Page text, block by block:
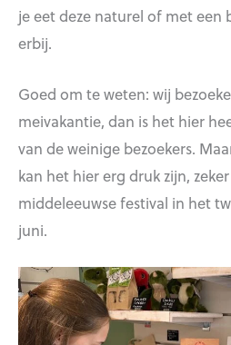
je eet deze naturel of met een
erbij.
Goed om te weten: wij
meivakantie, dan is het hier
van de weinige bezoekers.
kan het hier erg druk zijn,
middeleeuwse festival in het
juni.